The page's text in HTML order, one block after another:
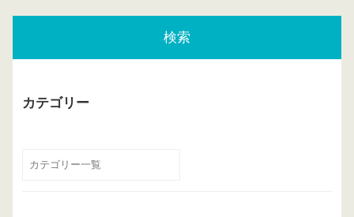
検索
カテゴリー